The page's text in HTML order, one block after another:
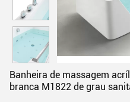
Banheira de massagem
branca M1822 de grau